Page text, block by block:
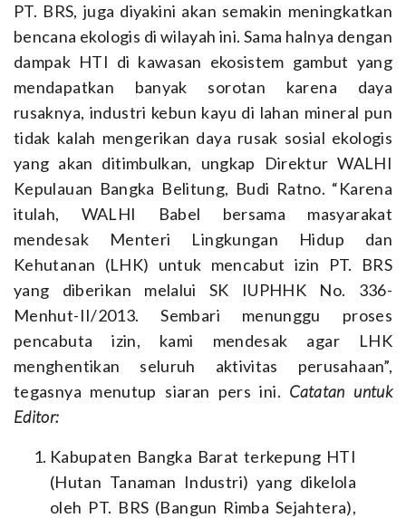
PT. BRS, juga diyakini akan semakin meningkatkan
bencana ekologis di wilayah ini. Sama halnya dengan
dampak HTI di kawasan ekosistem gambut yang
mendapatkan banyak sorotan karena daya
rusaknya, industri kebun kayu di lahan mineral pun
tidak kalah mengerikan daya rusak sosial ekologis
yang akan ditimbulkan, ungkap Direktur WALHI
Kepulauan Bangka Belitung, Budi Ratno. “Karena
itulah, WALHI Babel bersama masyarakat
mendesak Menteri Lingkungan Hidup dan
Kehutanan (LHK) untuk mencabut izin PT. BRS
yang diberikan melalui SK IUPHHK No. 336-
Menhut-II/2013. Sembari menunggu proses
pencabuta izin, kami mendesak agar LHK
menghentikan seluruh aktivitas perusahaan”,
tegasnya menutup siaran pers ini. Catatan untuk
Editor:
Kabupaten Bangka Barat terkepung HTI
(Hutan Tanaman Industri) yang dikelola
oleh PT. BRS (Bangun Rimba Sejahtera),